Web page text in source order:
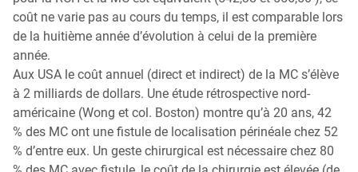
coût ne varie pas au cours du temps, il est comparable lors
de la huitième année d’évolution à celui de la première
année.
Aux USA le coût annuel (direct et indirect) de la MC s’élève
à 2 milliards de dollars. Une étude rétrospective nord-
américaine (Wong et col. Boston) montre qu’à 20 ans, 42
% des MC ont une fistule de localisation périnéale chez 52
% d’entre eux. Un geste chirurgical est nécessaire chez 80